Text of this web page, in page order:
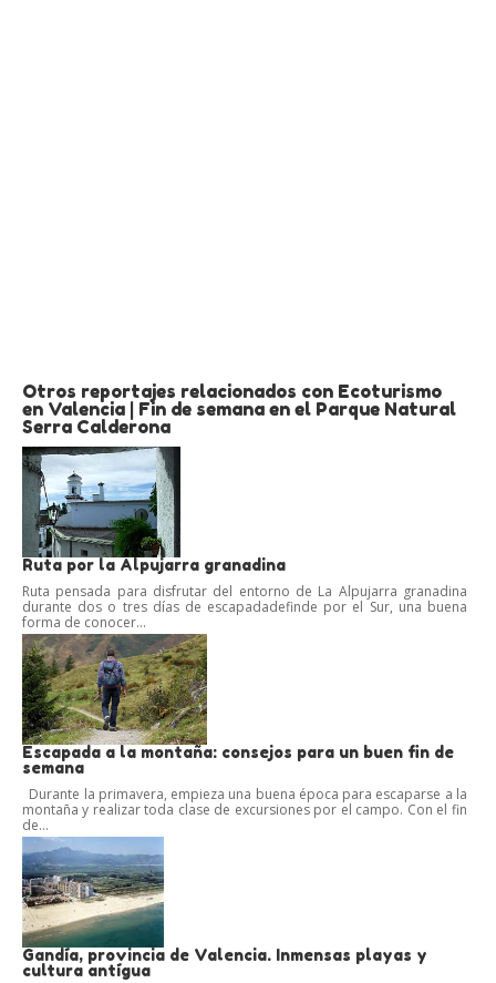
Otros reportajes relacionados con Ecoturismo
en Valencia | Fin de semana en el Parque Natural
Serra Calderona
Ruta por la Alpujarra granadina
Ruta pensada para disfrutar del entorno de La Alpujarra granadina
durante dos o tres días de escapadadefinde por el Sur, una buena
forma de conocer...
Escapada a la montaña: consejos para un buen fin de
semana
Durante la primavera, empieza una buena época para escaparse a la
montaña y realizar toda clase de excursiones por el campo. Con el fin
de...
Gandía, provincia de Valencia. Inmensas playas y
cultura antígua